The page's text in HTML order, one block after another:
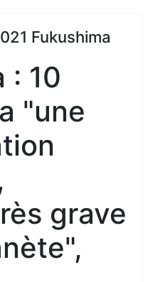
Fukushima
: 10
"une
grave